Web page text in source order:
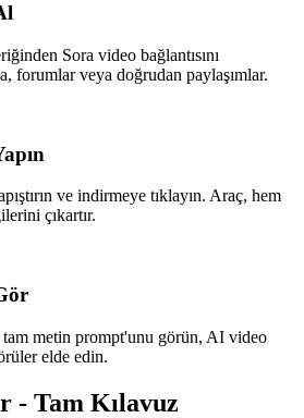
Sora video bağlantısını
forumlar veya doğrudan paylaşımlar.
ve indirmeye tıklayın. Araç, hem
çıkartır.
metin prompt'unu görün, AI video
elde edin.
- Tam Kılavuz